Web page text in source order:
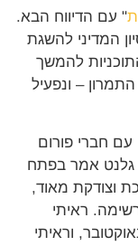
הדיווח הבא.
להשגת
להמשך
– ונפעיל
פורום
אמר בפתח
מאוד,
ראיתי
וראיתי